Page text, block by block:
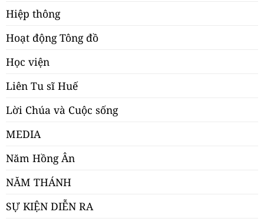
Hiệp thông
Hoạt động Tông đồ
Học viện
Liên Tu sĩ Huế
Lời Chúa và Cuộc sống
MEDIA
Năm Hồng Ân
NĂM THÁNH
SỰ KIỆN DIỄN RA